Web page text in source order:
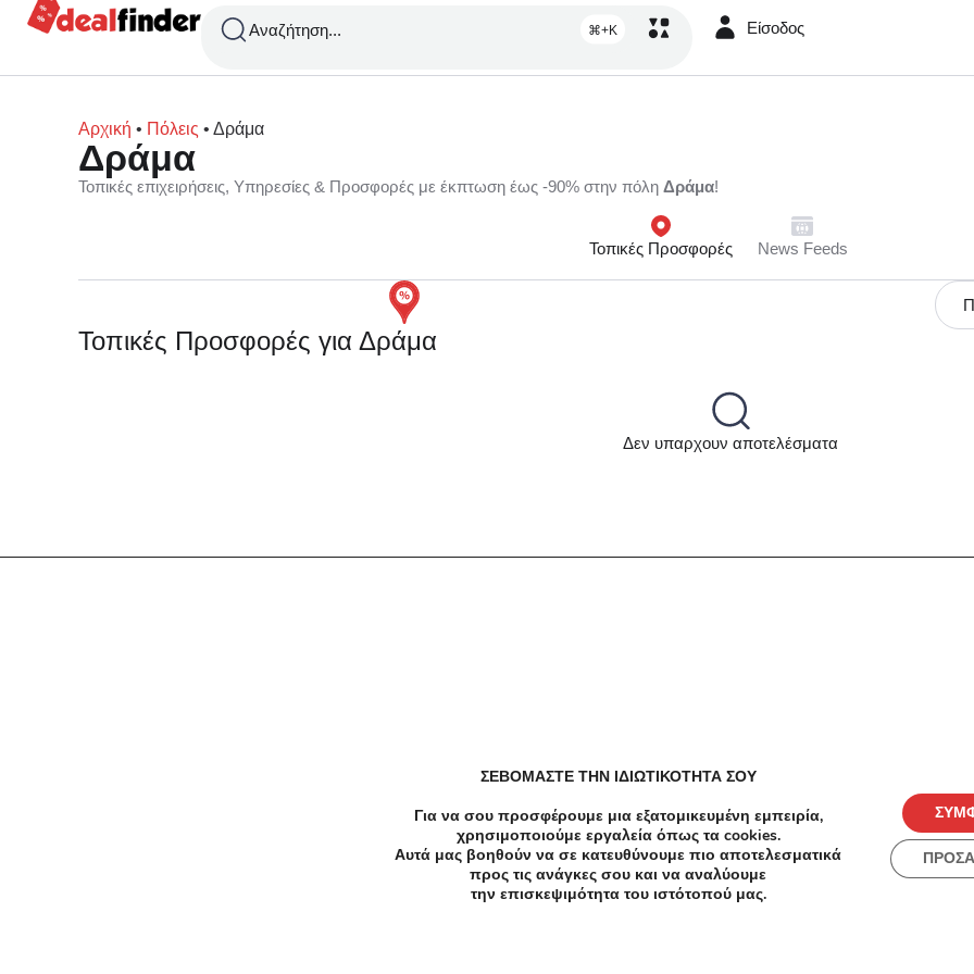
Αναζήτηση... ⌘+K Είσοδος
Αρχική • Πόλεις • Δράμα
Δράμα
Τοπικές επιχειρήσεις, Υπηρεσίες & Προσφορές με έκπτωση έως -90% στην πόλη Δράμα!
Τοπικές Προσφορές News Feeds
Τοπικές Προσφορές για Δράμα
Δεν υπαρχουν αποτελέσματα
ΣΕΒΟΜΑΣΤΕ ΤΗΝ ΙΔΙΩΤΙΚΟΤΗΤΑ ΣΟΥ
Για να σου προσφέρουμε μια εξατομικευμένη εμπειρία,
χρησιμοποιούμε εργαλεία όπως τα cookies.
Αυτά μας βοηθούν να σε κατευθύνουμε πιο αποτελεσματικά
προς τις ανάγκες σου και να αναλύουμε
την επισκεψιμότητα του ιστότοπού μας.